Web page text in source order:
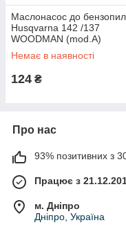
Маслонасос до
Husqvarna 142 /137
WOODMAN (mod.A)
Немає в наявності
124 ₴
Про нас
93% позитивних з
Працює з
м. Дніпро
Дніпро, Україна